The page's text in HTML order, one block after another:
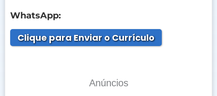
WhatsApp:
Clique para Enviar o Currículo
Anúncios